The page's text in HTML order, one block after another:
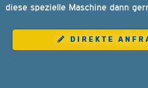
diese spezielle Maschine dann
DIREKTE